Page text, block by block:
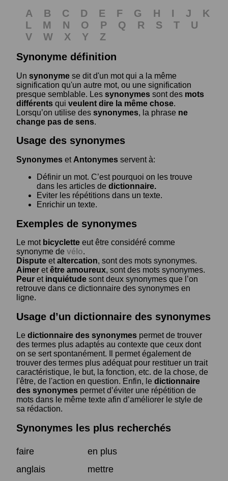
A B C D E F G H I J
K
L
M N O P Q R S T
U
V
W X Y
Z
Synonyme définition
Un synonyme se dit d'un mot qui a la même
signification qu'un autre mot, ou une signification
presque semblable. Les synonymes sont des mots
différents qui veulent dire la même chose.
Lorsqu’on utilise des synonymes, la phrase ne
change pas de sens.
Usage des synonymes
Synonymes et Antonymes servent à:
Définir un mot. C’est pourquoi on les trouve
dans les articles de dictionnaire.
Eviter les répétitions dans un texte.
Enrichir un texte.
Exemples de synonymes
Le mot bicyclette eut être considéré comme
synonyme de vélo.
Dispute etaltercation, sont des mots synonymes.
Aimer etêtre amoureux, sont des mots synonymes.
Peur et inquiétude sont deux synonymes que l’on
retrouve dans ce dictionnaire des synonymes en
ligne.
Usage d’un dictionnaire des synonymes
Le dictionnaire des synonymes permet de trouver
des termes plus adaptés au contexte que ceux dont
on se sert spontanément. Il permet également de
trouver des termes plus adéquat pour restituer un trait
caractéristique, le but, la fonction, etc. de la chose, de
l'être, de l'action en question. Enfin, le dictionnaire
des synonymes permet d’éviter une répétition de
mots dans le même texte afin d’améliorer le style de
sa rédaction.
Synonymes les plus recherchés
faire
en plus
anglais
mettre